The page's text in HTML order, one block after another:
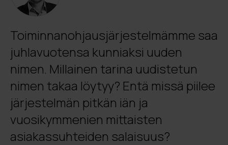
Toiminnanohjausjärjestelmämme saa
juhlavuotensa kunniaksi uuden
nimen. Millainen tarina uudistetun
nimen takaa löytyy? Entä missä piilee
järjestelmän pitkän iän ja
vuosikymmenien mittaisten
asiakassuhteiden salaisuus?